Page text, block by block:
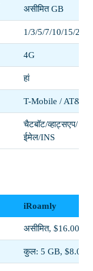
असीमित GB
1/3/5/7/10/15/20/
4G
हां
T-Mobile / AT&T
चैटबॉट/व्हाट्सएप/
ईमेल/INS
iRoamly
असीमित, $16.00
कुल: 5 GB, $8.00